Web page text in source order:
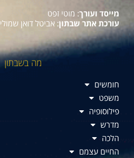
מייסד ועורך: מוטי זפט
עורכת אתר שבתון: אביטל דואן שמולי
מה בשבתון
חומשים
משפט
פילוסופיה
מדרש
הלכה
החיים עצמם